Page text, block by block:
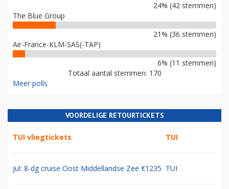
24% (42 stemmen)
The Blue Group
21% (36 stemmen)
Air-France-KLM-SAS(-TAP)
6% (11 stemmen)
Totaal aantal stemmen: 170
Meer polls
VOORDELIGE RETOURTICKETS
TUI vliegtickets TUI
Jul: 8-dg cruise Oost Middellandse Zee €1235 TUI